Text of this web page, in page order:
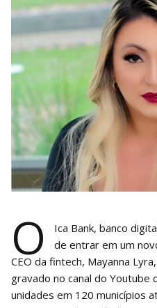
O
Ica Bank, banco
de entrar em um
CEO da fintech, Mayanna
gravado no canal do Youtube
unidades em 120 municípios